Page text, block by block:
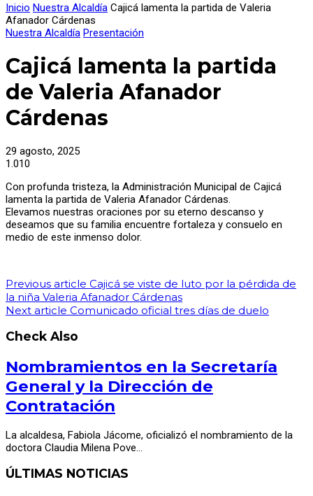
Inicio Nuestra Alcaldía Cajicá lamenta la partida de Valeria
Afanador Cárdenas
Nuestra Alcaldía Presentación
Cajicá lamenta la partida
de Valeria Afanador
Cárdenas
29 agosto, 2025
1.010
Con profunda tristeza, la Administración Municipal de Cajicá
lamenta la partida de Valeria Afanador Cárdenas.
Elevamos nuestras oraciones por su eterno descanso y
deseamos que su familia encuentre fortaleza y consuelo en
medio de este inmenso dolor.
Previous article Cajicá se viste de luto por la pérdida de
la niña Valeria Afanador Cárdenas
Next article Comunicado oficial tres días de duelo
Check Also
Nombramientos en la Secretaría
General y la Dirección de
Contratación
La alcaldesa, Fabiola Jácome, oficializó el nombramiento de la
doctora Claudia Milena Pove…
ÚLTIMAS NOTICIAS